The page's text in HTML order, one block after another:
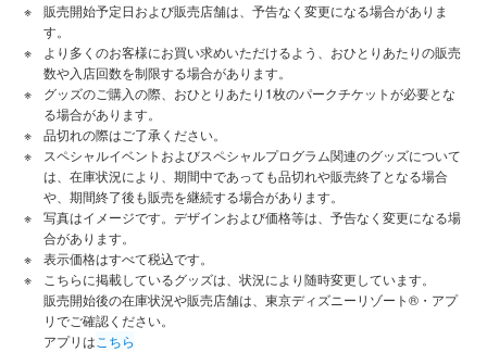
販売開始予定日および販売店舗は、予告なく変更になる場合がありま
す。
より多くのお客様にお買い求めいただけるよう、おひとりあたりの販売
数や入店回数を制限する場合があります。
グッズのご購入の際、おひとりあたり1枚のパークチケットが必要とな
る場合があります。
品切れの際はご了承ください。
スペシャルイベントおよびスペシャルプログラム関連のグッズについて
は、在庫状況により、期間中であっても品切れや販売終了となる場合
や、期間終了後も販売を継続する場合があります。
写真はイメージです。デザインおよび価格等は、予告なく変更になる場
合があります。
表示価格はすべて税込です。
こちらに掲載しているグッズは、状況により随時変更しています。
販売開始後の在庫状況や販売店舗は、東京ディズニーリゾート®・アプ
リでご確認ください。
アプリは こちら